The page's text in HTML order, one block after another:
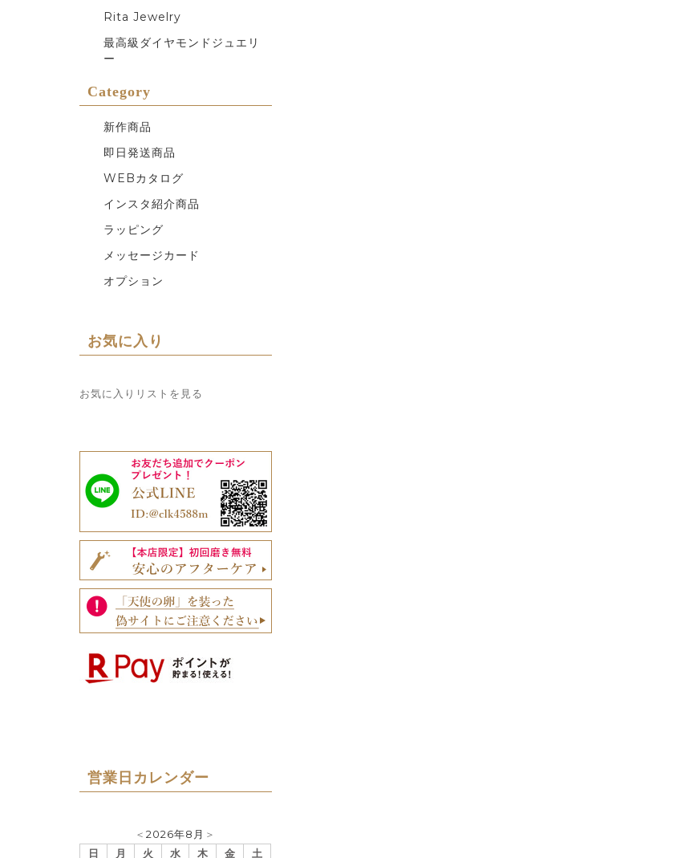
Rita Jewelry
最高級ダイヤモンドジュエリ
ー
Category
新作商品
即日発送商品
WEBカタログ
インスタ紹介商品
ラッピング
メッセージカード
オプション
お気に入り
お気に入りリストを見る
営業日カレンダー
＜ 2026年8月 ＞
日
月 火 水 木 金 土